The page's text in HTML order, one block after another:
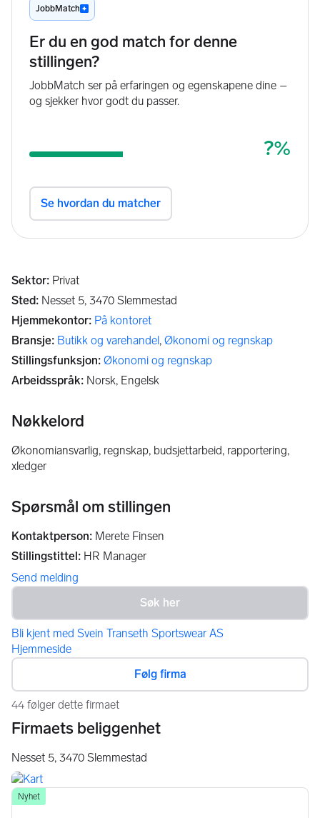
Sektor: Privat
Sted: Nesset 5, 3470 Slemmestad
Hjemmekontor: På kontoret
Bransje: Butikk og varehandel, Økonomi og regnskap
Stillingsfunksjon: Økonomi og regnskap
Arbeidsspråk: Norsk, Engelsk
Nøkkelord
økonomiansvarlig, regnskap, budsjettarbeid, rapportering,
xledger
Spørsmål om stillingen
Kontaktperson: Merete Finsen
Stillingstittel: HR Manager
Send melding
Bli kjent med Svein Transeth Sportswear AS
Hjemmeside
Følg firma
44 følger dette firmaet
Firmaets beliggenhet
Nesset 5, 3470 Slemmestad